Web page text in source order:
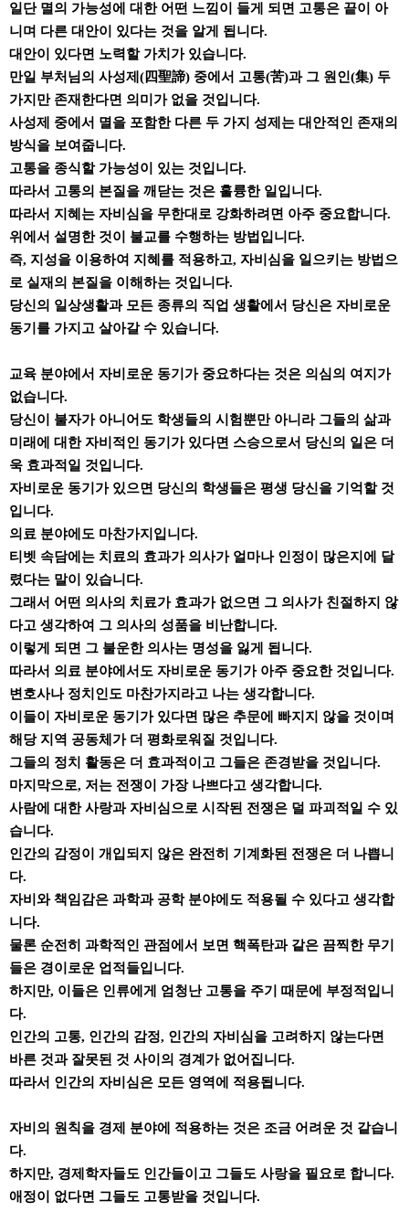
일단 멸의 가능성에 대한 어떤 느낌이 들게 되면 고통은 끝이 아
니며 다른 대안이 있다는 것을 알게 됩니다.
대안이 있다면 노력할 가치가 있습니다.
만일 부처님의 사성제(四聖諦) 중에서 고통(苦)과 그 원인(集) 두
가지만 존재한다면 의미가 없을 것입니다.
사성제 중에서 멸을 포함한 다른 두 가지 성제는 대안적인 존재의
방식을 보여줍니다.
고통을 종식할 가능성이 있는 것입니다.
따라서 고통의 본질을 깨닫는 것은 훌륭한 일입니다.
따라서 지혜는 자비심을 무한대로 강화하려면 아주 중요합니다.
위에서 설명한 것이 불교를 수행하는 방법입니다.
즉, 지성을 이용하여 지혜를 적용하고, 자비심을 일으키는 방법으
로 실재의 본질을 이해하는 것입니다.
당신의 일상생활과 모든 종류의 직업 생활에서 당신은 자비로운
동기를 가지고 살아갈 수 있습니다.
교육 분야에서 자비로운 동기가 중요하다는 것은 의심의 여지가
없습니다.
당신이 불자가 아니어도 학생들의 시험뿐만 아니라 그들의 삶과
미래에 대한 자비적인 동기가 있다면 스승으로서 당신의 일은 더
욱 효과적일 것입니다.
자비로운 동기가 있으면 당신의 학생들은 평생 당신을 기억할 것
입니다.
의료 분야에도 마찬가지입니다.
티벳 속담에는 치료의 효과가 의사가 얼마나 인정이 많은지에 달
렸다는 말이 있습니다.
그래서 어떤 의사의 치료가 효과가 없으면 그 의사가 친절하지 않
다고 생각하여 그 의사의 성품을 비난합니다.
이렇게 되면 그 불운한 의사는 명성을 잃게 됩니다.
따라서 의료 분야에서도 자비로운 동기가 아주 중요한 것입니다.
변호사나 정치인도 마찬가지라고 나는 생각합니다.
이들이 자비로운 동기가 있다면 많은 추문에 빠지지 않을 것이며
해당 지역 공동체가 더 평화로워질 것입니다.
그들의 정치 활동은 더 효과적이고 그들은 존경받을 것입니다.
마지막으로, 저는 전쟁이 가장 나쁘다고 생각합니다.
사람에 대한 사랑과 자비심으로 시작된 전쟁은 덜 파괴적일 수 있
습니다.
인간의 감정이 개입되지 않은 완전히 기계화된 전쟁은 더 나쁩니
다.
자비와 책임감은 과학과 공학 분야에도 적용될 수 있다고 생각합
니다.
물론 순전히 과학적인 관점에서 보면 핵폭탄과 같은 끔찍한 무기
들은 경이로운 업적들입니다.
하지만, 이들은 인류에게 엄청난 고통을 주기 때문에 부정적입니
다.
인간의 고통, 인간의 감정, 인간의 자비심을 고려하지 않는다면
바른 것과 잘못된 것 사이의 경계가 없어집니다.
따라서 인간의 자비심은 모든 영역에 적용됩니다.
자비의 원칙을 경제 분야에 적용하는 것은 조금 어려운 것 같습니
다.
하지만, 경제학자들도 인간들이고 그들도 사랑을 필요로 합니다.
애정이 없다면 그들도 고통받을 것입니다.